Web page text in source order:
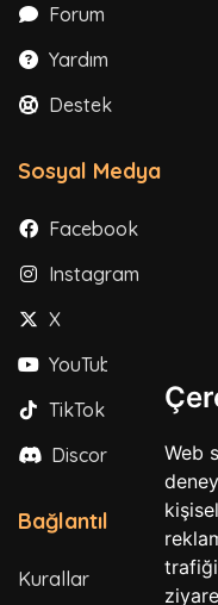
Web
Forum
Yardım
Destek
Sosyal Medya
Facebook
Instagram
X
YouTube
TikTok
Discord
Bağlantılar
Kurallar